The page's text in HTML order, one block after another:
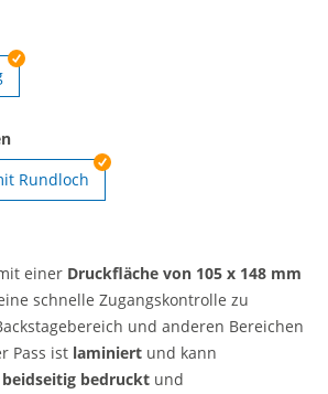
Rundloch
einer Druckfläche von 105 x 148 mm
schnelle Zugangskontrolle zu
und anderen Bereichen
Pass ist laminiert und kann
bedruckt und